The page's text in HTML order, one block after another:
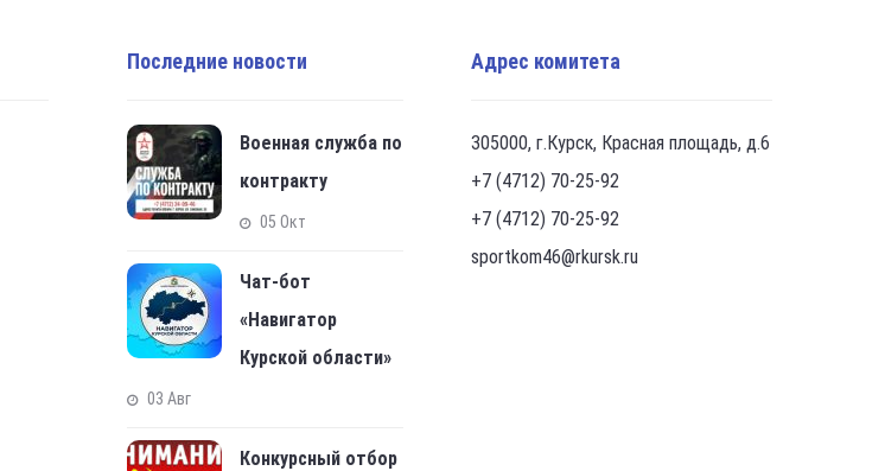
Последние новости
Военная служба по
контракту
05 Окт
Чат-бот
«Навигатор
Курской области»
03 Авг
Конкурсный отбор
Адрес комитета
305000, г.Курск, Красная площадь, д.6
+7 (4712) 70-25-92
+7 (4712) 70-25-92
sportkom46@rkursk.ru